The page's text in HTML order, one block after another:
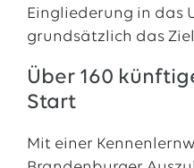
Eingliederung in das
grundsätzlich das
Über 160
Start
Mit einer